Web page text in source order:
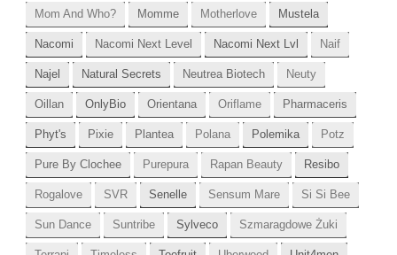
Mom And Who? Momme Motherlove Mustela
Nacomi Nacomi Next Level Nacomi Next Lvl Naif
Najel Natural Secrets Neutrea Biotech Neuty
Oillan OnlyBio Orientana Oriflame Pharmaceris
Phyt's Pixie Plantea Polana Polemika Potz
Pure By Clochee Purepura Rapan Beauty Resibo
Rogalove SVR Senelle Sensum Mare Si Si Bee
Sun Dance Suntribe Sylveco Szmaragdowe Żuki